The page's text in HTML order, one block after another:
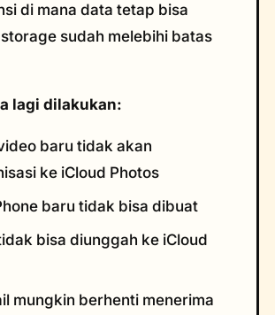
di mana data tetap bisa
sudah melebihi batas
lagi dilakukan:
baru tidak akan
ke iCloud Photos
baru tidak bisa dibuat
bisa diunggah ke iCloud
mungkin berhenti menerima